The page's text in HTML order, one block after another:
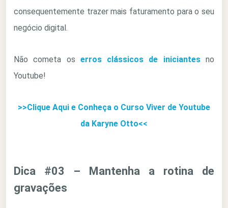
consequentemente trazer mais faturamento para o seu
negócio digital.
Não cometa os erros clássicos de iniciantesno
Youtube!
>>Clique Aqui e Conheça o Curso Viver de Youtube
da Karyne Otto<<
Dica #03 – Mantenha a rotina de
gravações